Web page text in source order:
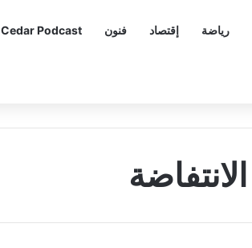
رياضة إقتصاد فنون Cedar Podcast
الانتفاضة